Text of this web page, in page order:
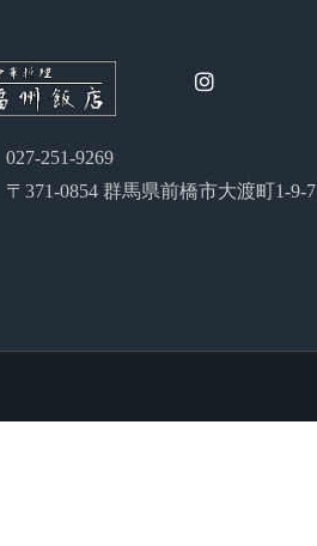
027-251-9269
〒371-0854 群馬県前橋市大渡町1-9-7